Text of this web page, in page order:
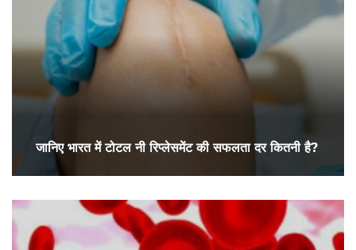
जानिए भारत में टोटल नी रिप्लेसमेंट की सफलता दर कितनी है?